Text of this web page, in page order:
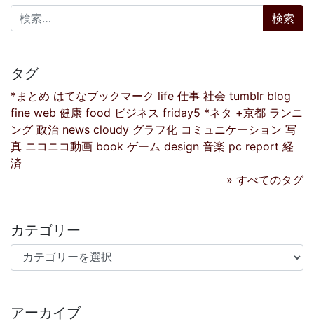
検索:
タグ
*まとめ はてなブックマーク life 仕事 社会 tumblr blog
fine web 健康 food ビジネス friday5 *ネタ +京都 ランニ
ング 政治 news cloudy グラフ化 コミュニケーション 写
真 ニコニコ動画 book ゲーム design 音楽 pc report 経
済
» すべてのタグ
カテゴリー
カテゴリー
アーカイブ